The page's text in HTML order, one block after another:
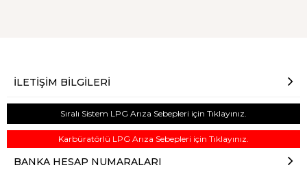
İLETIŞIM BILGILERI
Sıralı Sistem LPG Arıza Sebepleri için Tıklayınız.
Karbüratörlü LPG Arıza Sebepleri için Tıklayınız.
BANKA HESAP NUMARALARI